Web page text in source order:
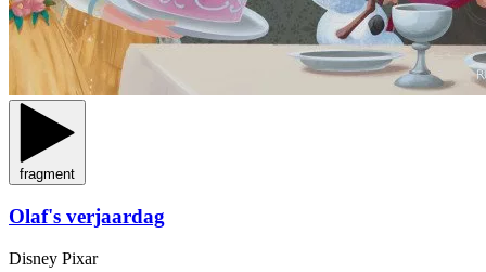
fragment
Olaf's verjaardag
Disney Pixar